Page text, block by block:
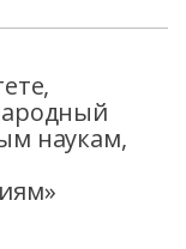
наукам,